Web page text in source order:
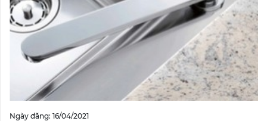
Ngày đăng: 16/04/2021